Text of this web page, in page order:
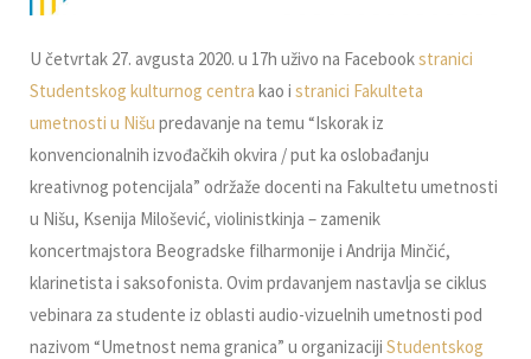
U četvrtak 27. avgusta 2020. u 17h uživo na Facebookstranici
Studentskog kulturnog centra kao i stranici Fakulteta
umetnosti u Nišu predavanje na temu “Iskorak iz
konvencionalnih izvođačkih okvira / put ka oslobađanju
kreativnog potencijala” održaže docenti na Fakultetu umetnosti
u Nišu, Ksenija Milošević, violinistkinja – zamenik
koncertmajstora Beogradske filharmonije i Andrija Minčić,
klarinetista i saksofonista. Ovim prdavanjem nastavlјa se ciklus
vebinara za studente iz oblasti audio-vizuelnih umetnosti pod
nazivom “Umetnost nema granica” u organizaciji Studentskog